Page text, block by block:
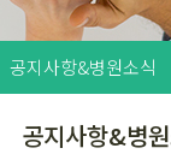
공지사항&병